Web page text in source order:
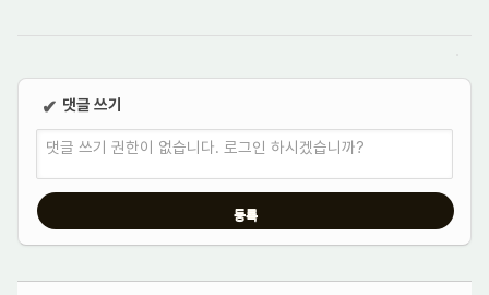
✔ 댓글 쓰기
댓글 쓰기 권한이 없습니다. 로그인 하시겠습니까?